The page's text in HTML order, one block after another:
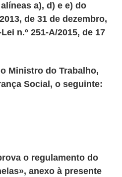
a), d) e e) do
de 31 de dezembro,
n.º 251-A/2015, de 17
Ministro do Trabalho,
Social, o seguinte:
o regulamento do
anexo à presente